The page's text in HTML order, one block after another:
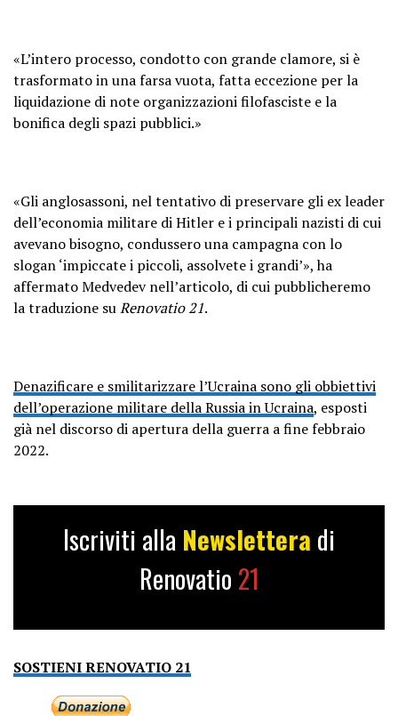
«L’intero processo, condotto con grande clamore, si è
trasformato in una farsa vuota, fatta eccezione per la
liquidazione di note organizzazioni filofasciste e la
bonifica degli spazi pubblici.»
«Gli anglosassoni, nel tentativo di preservare gli ex leader
dell’economia militare di Hitler e i principali nazisti di cui
avevano bisogno, condussero una campagna con lo
slogan ‘impiccate i piccoli, assolvete i grandi’», ha
affermato Medvedev nell’articolo, di cui pubblicheremo
la traduzione suRenovatio 21.
Denazificare e smilitarizzare l’Ucraina sono gli obbiettivi
dell’operazione militare della Russia in Ucraina, esposti
già nel discorso di apertura della guerra a fine febbraio
2022.
Iscriviti alla Newslettera di
Renovatio 21
SOSTIENI RENOVATIO 21